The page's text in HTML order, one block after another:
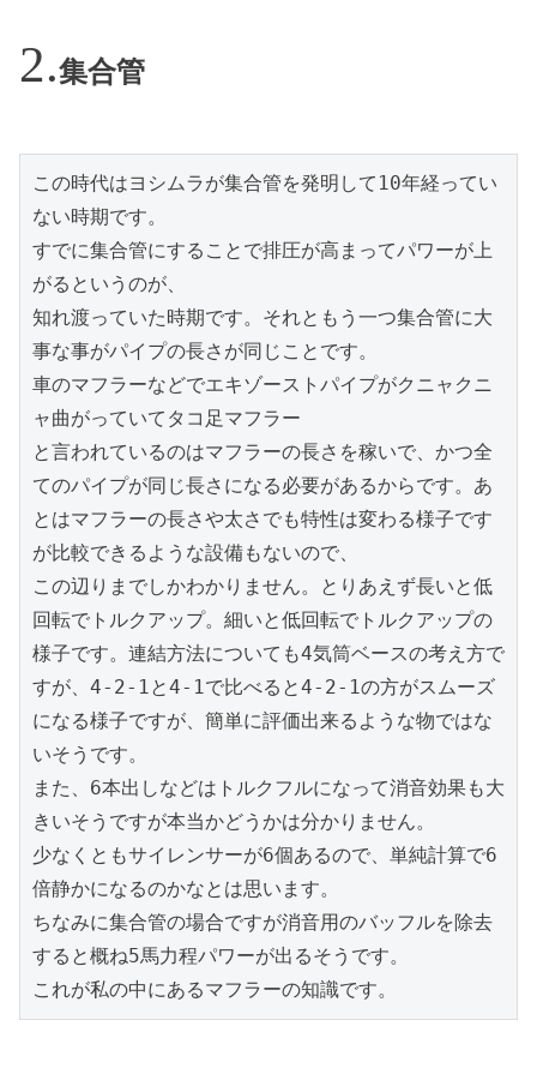
集合管
この時代はヨシムラが集合管を発明して10年経ってい
ない時期です。
すでに集合管にすることで排圧が高まってパワーが上
がるというのが、
知れ渡っていた時期です。それともう一つ集合管に大
事な事がパイプの長さが同じことです。
車のマフラーなどでエキゾーストパイプがクニャクニ
ャ曲がっていてタコ足マフラー
と言われているのはマフラーの長さを稼いで、かつ全
てのパイプが同じ長さになる必要があるからです。あ
とはマフラーの長さや太さでも特性は変わる様子です
が比較できるような設備もないので、
この辺りまでしかわかりません。とりあえず長いと低
回転でトルクアップ。細いと低回転でトルクアップの
様子です。連結方法についても4気筒ベースの考え方で
すが、4-2-1と4-1で比べると4-2-1の方がスムーズ
になる様子ですが、簡単に評価出来るような物ではな
いそうです。
また、6本出しなどはトルクフルになって消音効果も大
きいそうですが本当かどうかは分かりません。
少なくともサイレンサーが6個あるので、単純計算で6
倍静かになるのかなとは思います。
ちなみに集合管の場合ですが消音用のバッフルを除去
すると概ね5馬力程パワーが出るそうです。
これが私の中にあるマフラーの知識です。